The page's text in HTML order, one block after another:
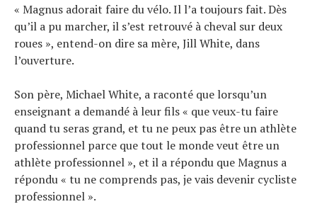
« Magnus adorait faire du vélo. Il l’a toujours fait. Dès
qu’il a pu marcher, il s’est retrouvé à cheval sur deux
roues », entend-on dire sa mère, Jill White, dans
l’ouverture.
Son père, Michael White, a raconté que lorsqu’un
enseignant a demandé à leur fils « que veux-tu faire
quand tu seras grand, et tu ne peux pas être un athlète
professionnel parce que tout le monde veut être un
athlète professionnel », et il a répondu que Magnus a
répondu « tu ne comprends pas, je vais devenir cycliste
professionnel ».